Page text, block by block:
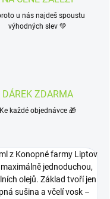
u nás najdeš spoustu
výhodných slev 💚
DÁREK ZDARMA
Ke každé objednávce 🎁
z Konopné farmy Liptov
jednoduchou,
olejů. Základ tvoří jen
sušina a včelí vosk –